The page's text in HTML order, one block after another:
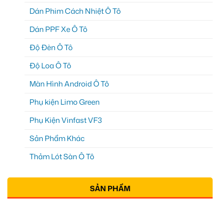
Dán Phim Cách Nhiệt Ô Tô
Dán PPF Xe Ô Tô
Độ Đèn Ô Tô
Độ Loa Ô Tô
Màn Hình Android Ô Tô
Phụ kiện Limo Green
Phụ Kiện Vinfast VF3
Sản Phẩm Khác
Thảm Lót Sàn Ô Tô
SẢN PHẨM